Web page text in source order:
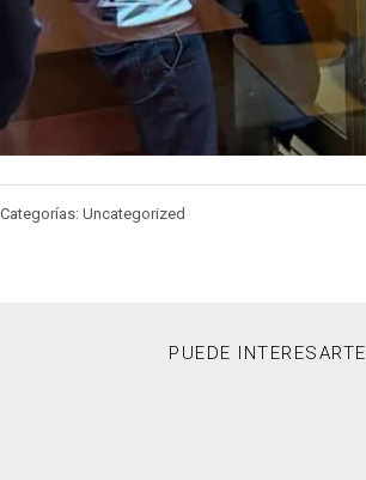
Categorías: Uncategorized
PUEDE INTERESARTE